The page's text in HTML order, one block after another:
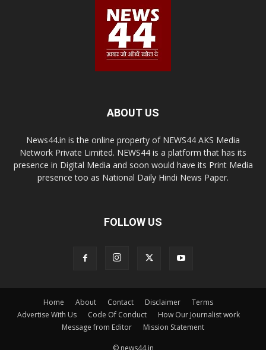
ABOUT US
News44.in is the online property of NEWS44 AKS Media
Network Private Limited. NEWS44 is a platform that has its
presence in Digital Media and soon would have its Print Media
presence too as National Daily Hindi News Paper.
FOLLOW US
Home About Contact Disclaimer
Terms
Advertise With Us
Code Of Conduct
How Our Journalist work
Message from Editor
Mission Statement
© news44.in